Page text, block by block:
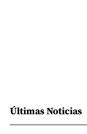
Últimas Noticias